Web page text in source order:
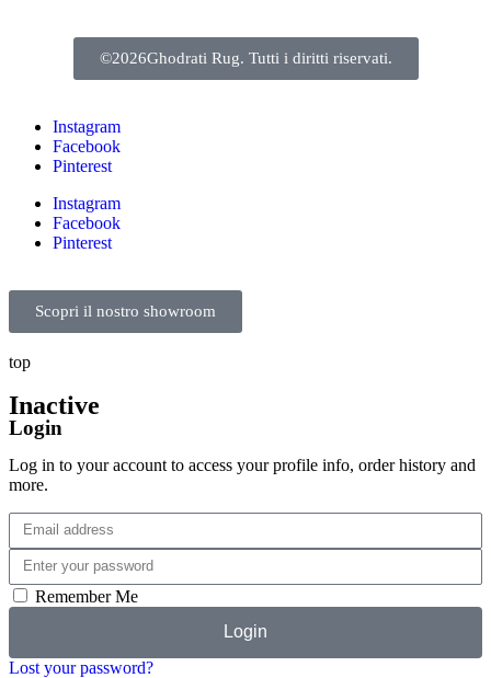
©2026Ghodrati Rug. Tutti i diritti riservati.
Instagram
Facebook
Pinterest
Instagram
Facebook
Pinterest
Scopri il nostro showroom
top
Inactive
Login
Log in to your account to access your profile info, order history and
more.
Remember Me
Login
Lost your password?